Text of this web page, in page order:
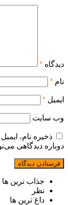
دیدگاه *
نام *
ایمیل *
وب‌ سایت
ذخیره نام،
دوباره دیدگاهی
جذاب ترین ها
نظر
داغ ترین ها